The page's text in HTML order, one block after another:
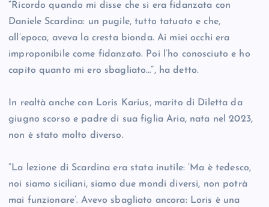
“Ricordo quando mi disse che si era fidanzata con
Daniele Scardina: un pugile, tutto tatuato e che,
all’epoca, aveva la cresta bionda. Ai miei occhi era
improponibile come fidanzato. Poi l’ho conosciuto e ho
capito quanto mi ero sbagliato…”, ha detto.
In realtà anche con Loris Karius, marito di Diletta da
giugno scorso e padre di sua figlia Aria, nata nel 2023,
non è stato molto diverso.
“La lezione di Scardina era stata inutile: ‘Ma è tedesco,
noi siamo siciliani, siamo due mondi diversi, non potrà
mai funzionare’. Avevo sbagliato ancora: Loris è una